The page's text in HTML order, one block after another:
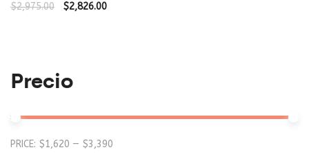
$2,975.00 $2,826.00
Precio
PRICE: $1,620 — $3,390